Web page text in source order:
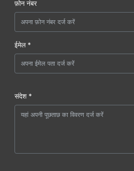
फ़ोन नंबर
ईमेल *
संदेश *